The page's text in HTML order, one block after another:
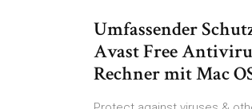
Umfassender
Avast Free
Rechner mit Mac